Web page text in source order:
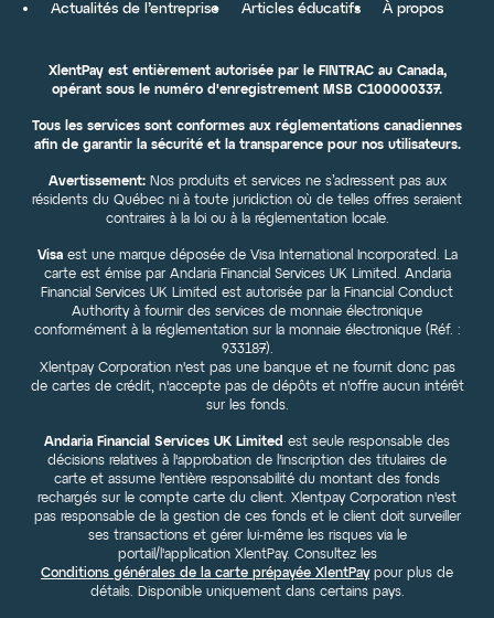
Actualités de l’entreprise Articles éducatifs À propos
XlentPay est entièrement autorisée par le FINTRAC au Canada,
opérant sous le numéro d'enregistrement MSB C100000337.
Tous les services sont conformes aux réglementations canadiennes
afin de garantir la sécurité et la transparence pour nos utilisateurs.
Avertissement:Nos produits et services ne s’adressent pas aux
résidents du Québec ni à toute juridiction où de telles offres seraient
contraires à la loi ou à la réglementation locale.
Visaest une marque déposée de Visa International Incorporated. La
carte est émise par Andaria Financial Services UK Limited. Andaria
Financial Services UK Limited est autorisée par la Financial Conduct
Authority à fournir des services de monnaie électronique
conformément à la réglementation sur la monnaie électronique (Réf. :
933187).
Xlentpay Corporation n'est pas une banque et ne fournit donc pas
de cartes de crédit, n'accepte pas de dépôts et n'offre aucun intérêt
sur les fonds.
Andaria Financial Services UK Limited est seule responsable des
décisions relatives à l'approbation de l'inscription des titulaires de
carte et assume l'entière responsabilité du montant des fonds
rechargés sur le compte carte du client. Xlentpay Corporation n'est
pas responsable de la gestion de ces fonds et le client doit surveiller
ses transactions et gérer lui-même les risques via le
portail/l'application XlentPay. Consultez les
Conditions générales de la carte prépayée XlentPaypour plus de
détails. Disponible uniquement dans certains pays.